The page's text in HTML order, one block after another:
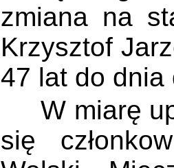
zmiana na
Krzysztof
47 lat do
W miarę
się